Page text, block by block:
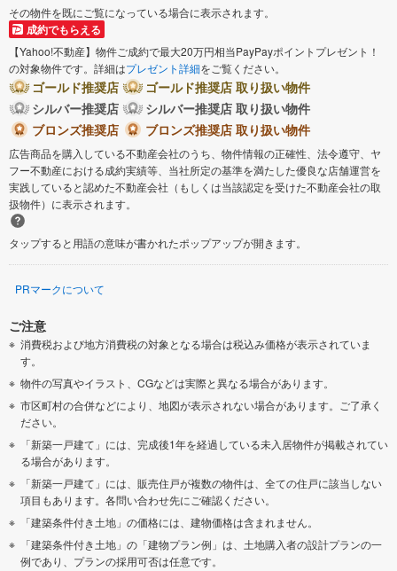
その物件を既にご覧になっている場合に表示されます。
成約でもらえる
【Yahoo!不動産】物件ご成約で最大20万円相当PayPayポイントプレゼント！
の対象物件です。詳細はプレゼント詳細をご覧ください。
ゴールド推奨店
ゴールド推奨店 取り扱い物件
シルバー推奨店
シルバー推奨店 取り扱い物件
ブロンズ推奨店
ブロンズ推奨店 取り扱い物件
広告商品を購入している不動産会社のうち、物件情報の正確性、法令遵守、ヤ
フー不動産における成約実績等、当社所定の基準を満たした優良な店舗運営を
実践していると認めた不動産会社（もしくは当該認定を受けた不動産会社の取
扱物件）に表示されます。
タップすると用語の意味が書かれたポップアップが開きます。
PRマークについて
ご注意
消費税および地方消費税の対象となる場合は税込み価格が表示されていま
す。
物件の写真やイラスト、CGなどは実際と異なる場合があります。
市区町村の合併などにより、地図が表示されない場合があります。ご了承く
ださい。
「新築一戸建て」には、完成後1年を経過している未入居物件が掲載されてい
る場合があります。
「新築一戸建て」には、販売住戸が複数の物件は、全ての住戸に該当しない
項目もあります。各問い合わせ先にご確認ください。
「建築条件付き土地」の価格には、建物価格は含まれません。
「建築条件付き土地」の「建物プラン例」は、土地購入者の設計プランの一
例であり、プランの採用可否は任意です。